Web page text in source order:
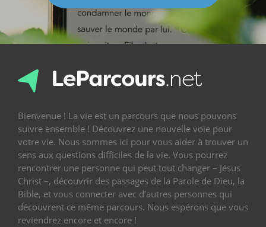
Bienvenue ! La vie est un parcours que nous pouvons
suivre ensemble ! Découvrez une nouvelle voie pour
votre vie. Nous sommes ici pour vous aider à trouver un
sens aux questions difficiles de la vie. Vous pourrez
rencontrer une personne qui peut tout changer – Jésus
Christ –, découvrir des passages de la Parole de Dieu, la
Bible, et vous connecter avec d’autres personnes qui
découvrent ce même parcours. Nous espérons que vous
reviendrez encore et encore !